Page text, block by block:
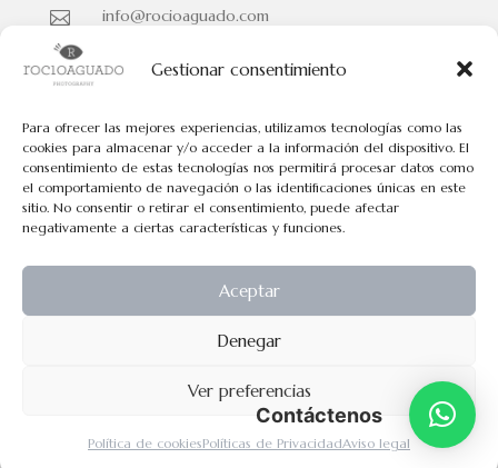
Gestionar consentimiento
Para ofrecer las mejores experiencias, utilizamos tecnologías como las
cookies para almacenar y/o acceder a la información del dispositivo. El
consentimiento de estas tecnologías nos permitirá procesar datos como
el comportamiento de navegación o las identificaciones únicas en este
sitio. No consentir o retirar el consentimiento, puede afectar
negativamente a ciertas características y funciones.
Aceptar
Denegar
Ver preferencias
Política de cookiesPolíticas de PrivacidadAviso legal

info@rocioaguado.com

Políticas de Cookies
Políticas de Privacidad
Aviso Legal
Todos los contenidos tienen el © de Rocio Aguado.
exepto permiso explicito por escrito.
Contáctenos